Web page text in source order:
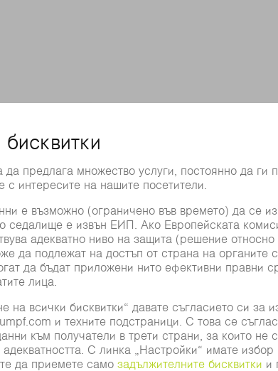
Google Maps?
съгласили с бисквитките ни. Моля,
частна сфера.